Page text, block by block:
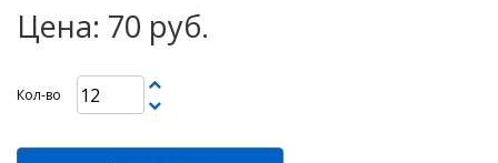
Цена: 70 руб.
Кол-во